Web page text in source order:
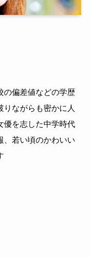
の偏差値などの学歴
ながらも密かに人
優を志した中学時代
、若い頃のかわいい